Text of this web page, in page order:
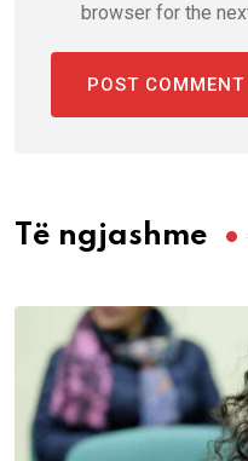
browser for the
Të ngjashme